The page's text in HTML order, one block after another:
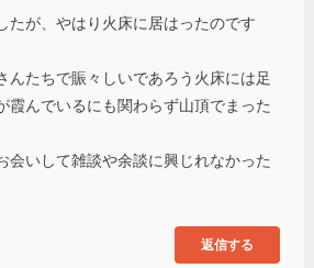
たが、やはり火床に居はったのです
んたちで賑々しいであろう火床には足
霞んでいるにも関わらず山頂でまった
会いして雑談や余談に興じれなかった
返信する